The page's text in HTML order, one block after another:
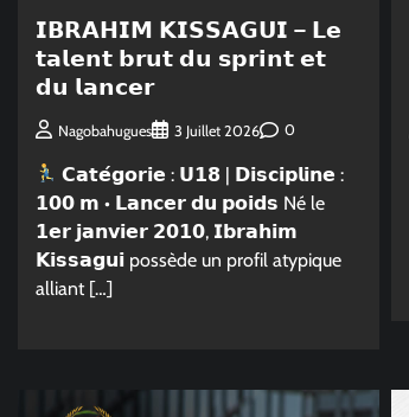
𝗜𝗕𝗥𝗔𝗛𝗜𝗠 𝗞𝗜𝗦𝗦𝗔𝗚𝗨𝗜 – 𝗟𝗲
𝘁𝗮𝗹𝗲𝗻𝘁 𝗯𝗿𝘂𝘁 𝗱𝘂 𝘀𝗽𝗿𝗶𝗻𝘁 𝗲𝘁
𝗱𝘂 𝗹𝗮𝗻𝗰𝗲𝗿
Nagobahugues 3 Juillet 2026 0
𝗖𝗮𝘁𝗲́𝗴𝗼𝗿𝗶𝗲 : 𝗨𝟭𝟴 | 𝗗𝗶𝘀𝗰𝗶𝗽𝗹𝗶𝗻𝗲 :
𝟭𝟬𝟬 𝗺 • 𝗟𝗮𝗻𝗰𝗲𝗿 𝗱𝘂 𝗽𝗼𝗶𝗱𝘀 Né le
𝟭𝗲𝗿 𝗷𝗮𝗻𝘃𝗶𝗲𝗿 𝟮𝟬𝟭𝟬, 𝗜𝗯𝗿𝗮𝗵𝗶𝗺
𝗞𝗶𝘀𝘀𝗮𝗴𝘂𝗶 possède un profil atypique
alliant […]